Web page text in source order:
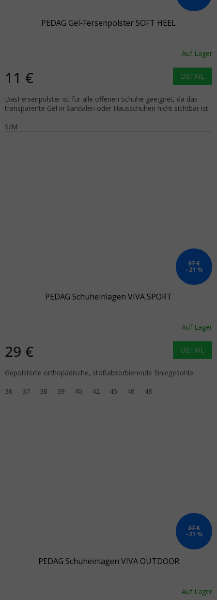
PEDAG Gel-Fersenpolster SOFT HEEL
Auf Lager
11 € DETAIL
DasFersenpolster ist für alle offenen Schuhe geeignet, da das
transparente Gel in Sandalen oder Hausschuhen nicht sichtbar ist.
S/M
37 €
–21 %
PEDAG Schuheinlagen VIVA SPORT
Auf Lager
29 € DETAIL
Gepolsterte orthopädische, stoßabsorbierende Einlegesohle.
36
37 38 39 40 42 45 46 48
37 €
–21 %
PEDAG Schuheinlagen VIVA OUTDOOR
Auf Lager